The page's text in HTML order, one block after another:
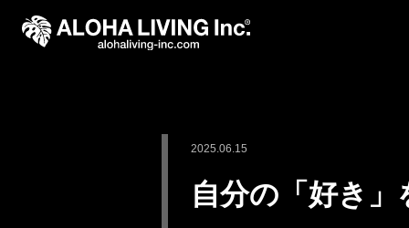
2025.06.15
自分の「好き